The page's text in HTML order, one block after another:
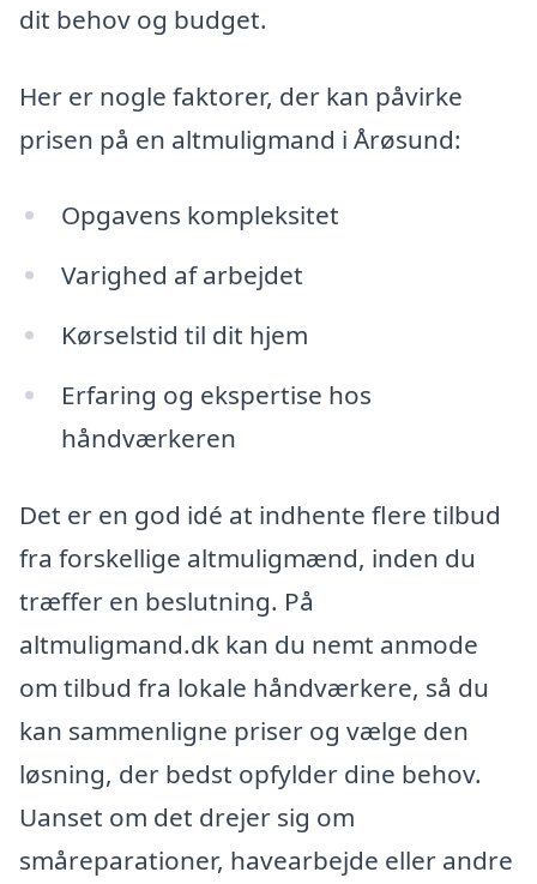
dit behov og budget.
Her er nogle faktorer, der kan påvirke
prisen på en altmuligmand i Årøsund:
Opgavens kompleksitet
Varighed af arbejdet
Kørselstid til dit hjem
Erfaring og ekspertise hos
håndværkeren
Det er en god idé at indhente flere tilbud
fra forskellige altmuligmænd, inden du
træffer en beslutning. På
altmuligmand.dk kan du nemt anmode
om tilbud fra lokale håndværkere, så du
kan sammenligne priser og vælge den
løsning, der bedst opfylder dine behov.
Uanset om det drejer sig om
småreparationer, havearbejde eller andre